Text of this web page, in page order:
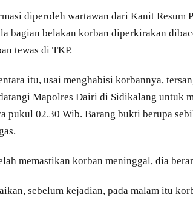
diperoleh wartawan dari Kanit Resum
bagian belakan korban diperkirakan
tewas di TKP.
itu, usai menghabisi korbannya,
Mapolres Dairi di Sidikalang untuk
pukul 02.30 Wib. Barang bukti berupa
memastikan korban meninggal, dia
sebelum kejadian, pada malam itu